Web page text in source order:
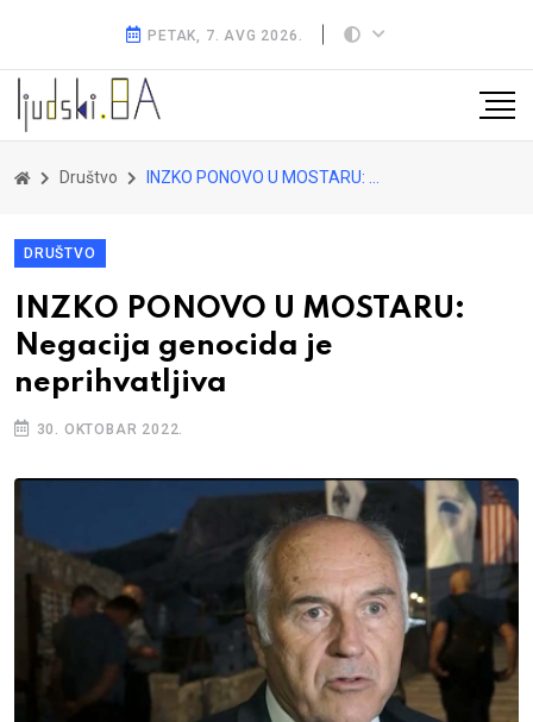
PETAK, 7. AVG 2026.
Društvo INZKO PONOVO U MOSTARU: Negacija genocida je neprihvatljiva
DRUŠTVO
INZKO PONOVO U MOSTARU:
Negacija genocida je
neprihvatljiva
30. OKTOBAR 2022.